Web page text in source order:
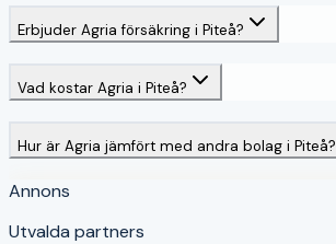
Erbjuder Agria försäkring i Piteå?
Vad kostar Agria i Piteå?
Hur är Agria jämfört med andra bolag i Piteå?
Annons
Utvalda partners